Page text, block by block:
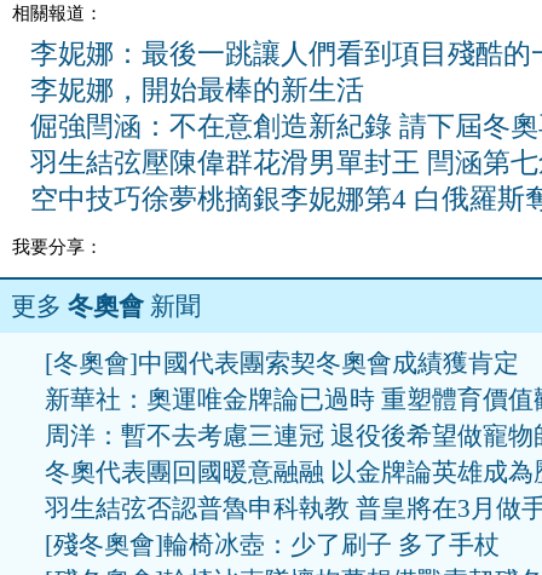
相關報道：
李妮娜：最後一跳讓人們看到項目殘酷的
李妮娜，開始最棒的新生活
倔強閆涵：不在意創造新紀錄 請下屆冬
羽生結弦壓陳偉群花滑男單封王 閆涵第
空中技巧徐夢桃摘銀李妮娜第4 白俄羅斯
我要分享：
更多 冬奧會新聞
[冬奧會]中國代表團索契冬奧會成績獲肯定
新華社：奧運唯金牌論已過時 重塑體育價值
周洋：暫不去考慮三連冠 退役後希望做寵物
冬奧代表團回國暖意融融 以金牌論英雄成為
羽生結弦否認普魯申科執教 普皇將在3月做
[殘冬奧會]輪椅冰壺：少了刷子 多了手杖